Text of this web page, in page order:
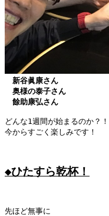
新谷眞康さん
奥様の泰子さん
餘助康弘さん
どんな1週間が始まるのか？！
今からすごく楽しみです！
◆ひたすら乾杯！
先ほど無事に